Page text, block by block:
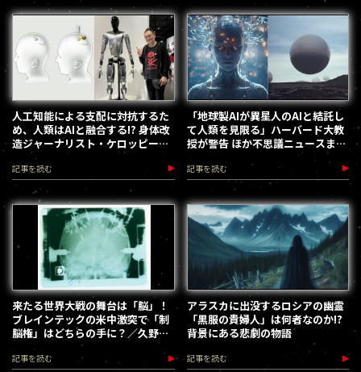
人工知能による支配に対抗するた
め、人類はAIと融合する!? 身体改
造ジャーナリスト・ケロッピー前
田が語る人類進化の最前線
記事を読む
「地球製AIが異星人のAIと結託し
て人類を見限る」ハーバード大教
授が警告 ほか不思議ニュースまと
記事を読む
来たる世界大戦の舞台は「脳」！
ブレインテックの米中激突で「制
脳権」はどちらの手に？／久野友
記事を読む
アラスカに出没するロシアの幽霊
「黒服の貴婦人」は何者なのか!?
背景にある悲劇の物語
記事を読む